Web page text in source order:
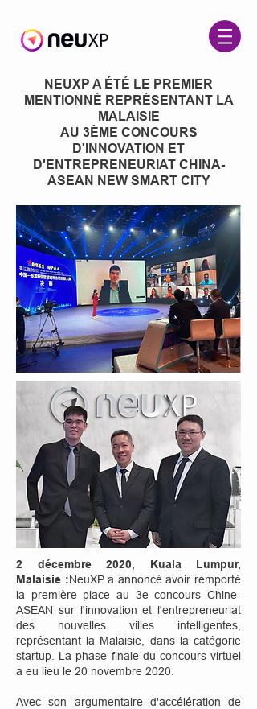
2 décembre 2020, Kuala Lumpur,
Malaisie :NeuXP a annoncé avoir remporté
la première place au 3e concours Chine-
ASEAN sur l'innovation et l'entrepreneuriat
des nouvelles villes intelligentes,
représentant la Malaisie, dans la catégorie
startup. La phase finale du concours virtuel
a eu lieu le 20 novembre 2020.
Avec son argumentaire d'accélération de
NEUXP A ÉTÉ LE PREMIER
MENTIONNÉ REPRÉSENTANT LA
MALAISIE
AU 3ÈME CONCOURS
D'INNOVATION ET
D'ENTREPRENEURIAT CHINA-
ASEAN NEW SMART CITY